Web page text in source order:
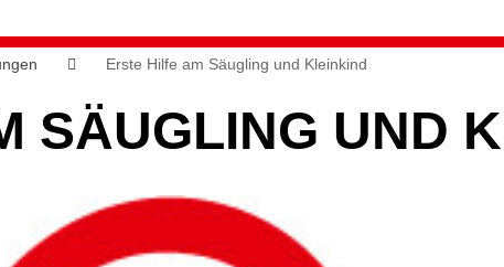
Erste Hilfe am Säugling und Kleinkind
SÄUGLING UND